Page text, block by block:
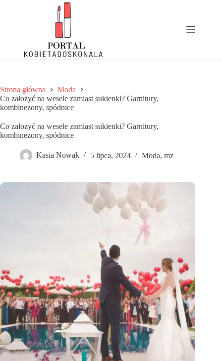
Strona główna
Moda
Co założyć na wesele zamiast sukienki? Garnitury,
kombinezony, spódnice
Co założyć na wesele zamiast sukienki? Garnitury,
kombinezony, spódnice
Kasia Nowak 5 lipca, 2024 Moda, mz